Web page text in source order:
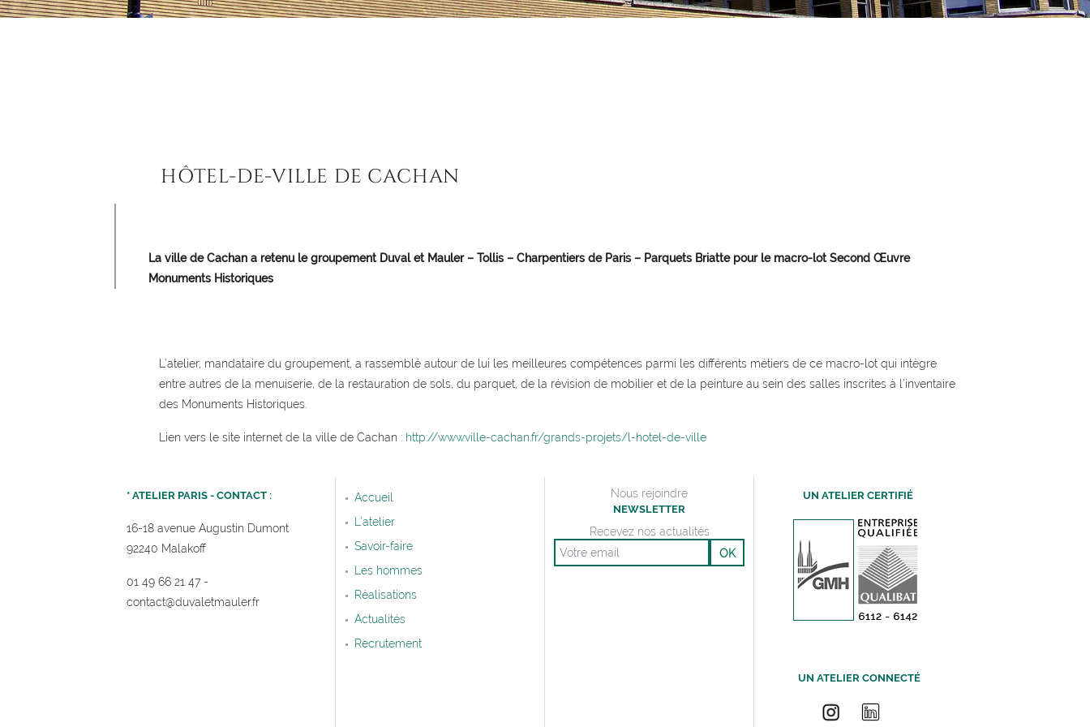
HÔTEL-DE-VILLE DE CACHAN
La ville de Cachan a retenu le groupement Duval et Mauler – Tollis – Charpentiers de Paris – Parquets Briatte pour le macro-lot Second Œuvre
Monuments Historiques
L’atelier, mandataire du groupement, a rassemblé autour de lui les meilleures compétences parmi les différents métiers de ce macro-lot qui intègre
entre autres de la menuiserie, de la restauration de sols, du parquet, de la révision de mobilier et de la peinture au sein des salles inscrites à l’inventaire
des Monuments Historiques.
Lien vers le site internet de la ville de Cachan : http://www.ville-cachan.fr/grands-projets/l-hotel-de-ville
* ATELIER PARIS - CONTACT :
16-18 avenue Augustin Dumont
92240 Malakoff
01 49 66 21 47 -
contact@duvaletmauler.fr
Accueil
L’atelier
Savoir-faire
Les hommes
Réalisations
Actualités
Recrutement
Nous rejoindre
NEWSLETTER
Recevez nos actualités
UN ATELIER CERTIFIÉ
UN ATELIER CONNECTÉ